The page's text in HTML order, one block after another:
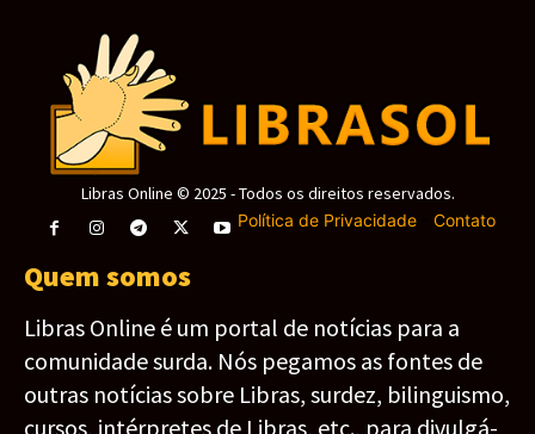
Libras Online © 2025 - Todos os direitos reservados.
Política de Privacidade- Contato
Quem somos
Libras Online é um portal de notícias para a
comunidade surda. Nós pegamos as fontes de
outras notícias sobre Libras, surdez, bilinguismo,
cursos, intérpretes de Libras, etc., para divulgá-